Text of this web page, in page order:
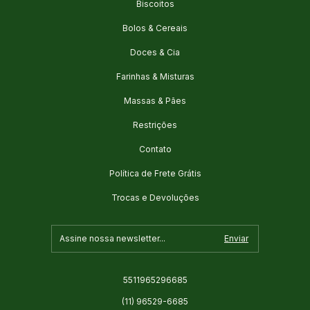
Biscoitos
Bolos & Cereais
Doces & Cia
Farinhas & Misturas
Massas & Pães
Restrições
Contato
Política de Frete Grátis
Trocas e Devoluções
5511965296685
(11) 96529-6685